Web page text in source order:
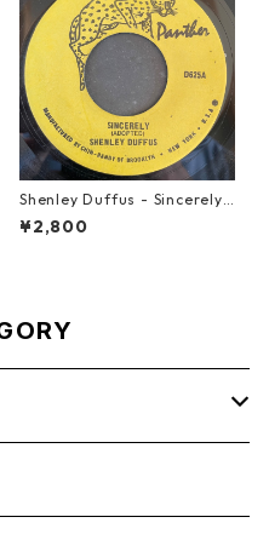
Shenley Duffus - Sincerely
【7-22021】
¥2,800